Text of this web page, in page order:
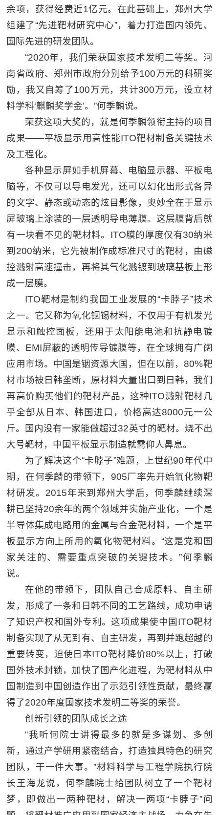
余项，获得经费近1亿元。在此基础上，郑州大学
组建了“先进靶材研究中心”，着力打造国内领先、
国际先进的研发团队。
“2020年，我们荣获国家技术发明二等奖。河
南省政府、郑州市政府分别给予100万元的科研奖
励，我又自筹了100万元，共计300万元，设立材
料学科‘麒麟奖学金’。”何季麟说。
荣获这项大奖的，就是何季麟领衔主持的项目
成果——平板显示用高性能ITO靶材制备关键技术
及工程化。
各种显示屏如手机屏幕、电脑显示器、平板电
脑等，不仅可以导电发光，还可以幻化出形式各异
的文字、静态或动态的炫目影像，奥妙全在于显示
屏玻璃上涂装的一层透明导电薄膜。这层膜背后就
有一块看不见的靶材料。ITO膜的厚度仅有30纳米
到200纳米，它先被制作成标准尺寸的靶材，由磁
控溅射高速撞击，再将其气化溅镀到玻璃基板上形
成一层膜。
ITO靶材是制约我国工业发展的“卡脖子”技术
之一。它又称为氧化铟锡材料，不仅用于有机发光
显示和触控面板，还用于太阳能电池和抗静电镀
膜、EMI屏蔽的透明传导镀膜等，在全球拥有广阔
应用市场。中国是铟资源大国，但在以前，80%靶
材市场被日韩垄断，原材料大量出口到日韩，我们
再高价购买他们的靶材产品，这种ITO溅射靶材几
乎全部从日本、韩国进口，价格高达8000元一公
斤。国内没有一家能做超过32英寸的靶材。烧不出
大号靶材，中国平板显示制造就需仰人鼻息。
为了解决这个“卡脖子”难题，上世纪90年代中
期，在何季麟的带领下，905厂率先开始氧化物靶
材研发。2015年来到郑州大学后，何季麟继续深
耕已坚持20余年的两个领域并实施产业化，一个是
半导体集成电路用的金属与合金靶材料，一个是平
板显示方向上所用的氧化物靶材料。“这是党和国
家关注的、需要重点突破的关键技术。”何季麟
说。
在他的带领下，团队自己合成原料、自主研
发，形成了一条和日韩不同的工艺路线，成功申请
了知识产权和国外专利。这项成果使中国ITO靶材
制备实现了从无到有、自主研发，再到并跑超越的
重要转变，迫使日本ITO靶材降价80%以上，打破
国外技术封锁，加快了国产化进程，为靶材料从中
国制造到中国创造作出了示范引领性贡献，最终赢
得了2020年度国家技术发明二等奖的荣誉。
创新引领的团队成长之途
“我听何院士讲得最多的就是多谋划、多创
新，通过产学研用紧密结合，打造独具特色的研究
团队，干一件大事。”材料科学与工程学院执行院
长王海龙说，何季麟院士给团队树立了一个靶材
梦，即做出一两种靶材，解决一两项“卡脖子”问